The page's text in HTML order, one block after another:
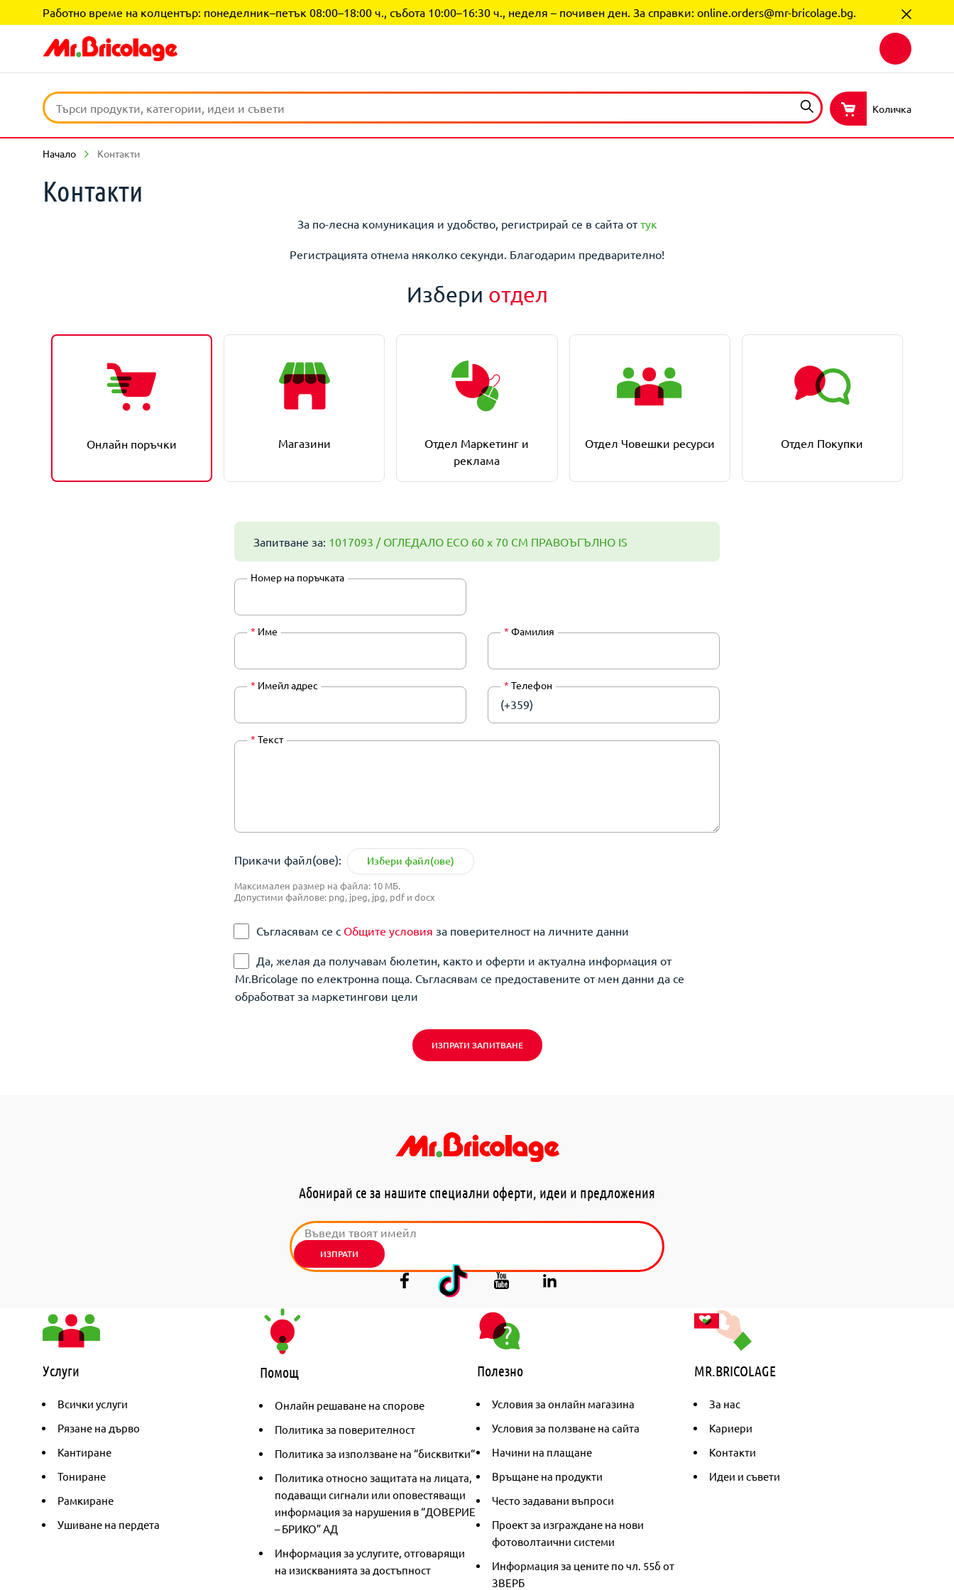
Работно време на колцентър: понеделник–петък 08:00–18:00 ч., събота 10:00–16:30 ч., неделя – почивен ден. За справки: online.orders@mr-bricolage.bg.
Количка
Начало Контакти
Контакти
За по-лесна комуникация и удобство, регистрирай се в сайта оттук
Регистрацията отнема няколко секунди. Благодарим предварително!
Избери отдел
Онлайн поръчки Магазини
Отдел Маркетинг и
реклама
Отдел Човешки ресурси Отдел Покупки
Запитване за: 1017093 / ОГЛЕДАЛО ECO 60 х 70 СМ ПРАВОЪГЪЛНО IS
Номер на поръчката
* Име * Фамилия
* Имейл адрес * Телефон
(+359)
* Текст
Прикачи файл(ове): Избери файл(ове)
Максимален размер на файла: 10 МБ.
Допустими файлове: png, jpeg, jpg, pdf и docx
Съгласявам се с Общите условия за поверителност на личните данни
Да, желая да получавам бюлетин, както и оферти и актуална информация от
Mr.Bricolage по електронна поща. Съгласявам се предоставените от мен данни да се
обработват за маркетингови цели
ИЗПРАТИ ЗАПИТВАНЕ
Абонирай се за нашите специални оферти, идеи и предложения
ИЗПРАТИ
Услуги
Всички услуги
Рязане на дърво
Кантиране
Тониране
Рамкиране
Ушиване на пердета
Помощ
Онлайн решаване на спорове
Политика за поверителност
Политика за използване на “бисквитки“
Политика относно защитата на лицата,
подаващи сигнали или оповестяващи
информация за нарушения в “ДОВЕРИЕ
– БРИКО” АД
Информация за услугите, отговарящи
на изискванията за достъпност
Полезно
Условия за онлайн магазина
Условия за ползване на сайта
Начини на плащане
Връщане на продукти
Често задавани въпроси
Проект за изграждане на нови
фотоволтаични системи
Информация за цените по чл. 55б от
ЗВЕРБ
MR.BRICOLAGE
За нас
Кариери
Контакти
Идеи и съвети